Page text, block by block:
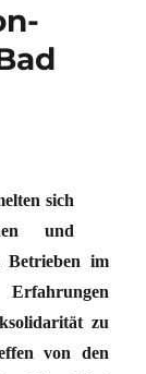
sich
und
Betrieben im
zu
von den